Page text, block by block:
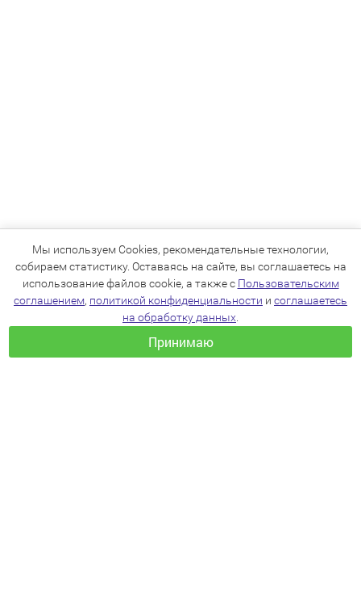
Мы используем Cookies, рекомендательные технологии,
собираем статистику. Оставаясь на сайте, вы соглашаетесь на
использование файлов cookie, а также с Пользовательским
соглашением, политикой конфиденциальности и соглашаетесь
на обработку данных
Принимаю